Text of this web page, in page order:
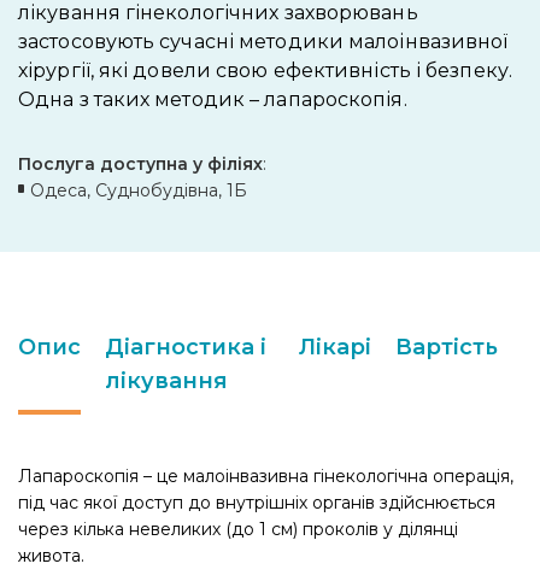
До і після
Історія інституту
До і після
Проект «Лікуємо разом»
Співробітництво
Банк бiологiчного страхування
лікування гінекологічних захворювань
застосовують сучасні методики малоінвазивної
хірургії, які довели свою ефективність і безпеку.
Одна з таких методик – лапароскопія.
Послуга доступна у філіях:
Одеса, Суднобудівна, 1Б
Опис
Діагностика і
лікування
Лікарі Вартість
Лапароскопія – це малоінвазивна гінекологічна операція,
під час якої доступ до внутрішніх органів здійснюється
через кілька невеликих (до 1 см) проколів у ділянці
живота.